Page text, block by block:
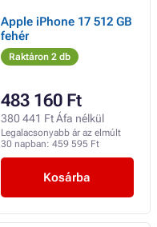
Apple iPhone 17 512 GB
fehér
Raktáron 2 db
483 160 Ft
380 441 Ft Áfa nélkül
Legalacsonyabb ár az elmúlt
30 napban: 459 595 Ft
Kosárba